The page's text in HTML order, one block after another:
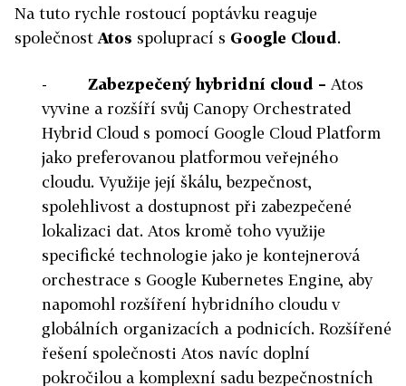
Na tuto rychle rostoucí poptávku reaguje
společnost Atos spoluprací s Google Cloud.
- Zabezpečený hybridní cloud – Atos
vyvine a rozšíří svůj Canopy Orchestrated
Hybrid Cloud s pomocí Google Cloud Platform
jako preferovanou platformou veřejného
cloudu. Využije její škálu, bezpečnost,
spolehlivost a dostupnost při zabezpečené
lokalizaci dat. Atos kromě toho využije
specifické technologie jako je kontejnerová
orchestrace s Google Kubernetes Engine, aby
napomohl rozšíření hybridního cloudu v
globálních organizacích a podnicích. Rozšířené
řešení společnosti Atos navíc doplní
pokročilou a komplexní sadu bezpečnostních